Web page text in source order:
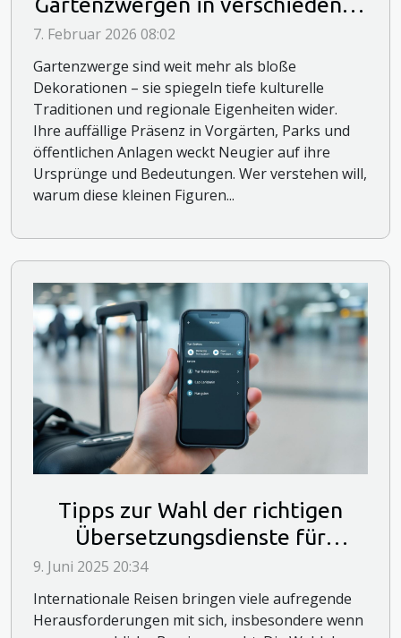
Ländern
7. Februar 2026 08:02
Gartenzwerge sind weit mehr als bloße
Dekorationen – sie spiegeln tiefe kulturelle
Traditionen und regionale Eigenheiten wider.
Ihre auffällige Präsenz in Vorgärten, Parks und
öffentlichen Anlagen weckt Neugier auf ihre
Ursprünge und Bedeutungen. Wer verstehen will,
warum diese kleinen Figuren...
Tipps zur Wahl der richtigen
Übersetzungsdienste für
internationale Reisen
9. Juni 2025 20:34
Internationale Reisen bringen viele aufregende
Herausforderungen mit sich, insbesondere wenn